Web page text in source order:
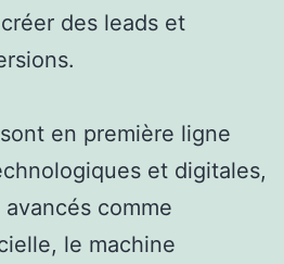
des leads et
en première ligne
et digitales,
comme
le machine